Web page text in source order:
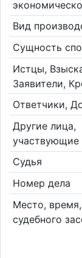
Вид
Сущность
Истцы,
Заявители,
Ответчики,
Другие лица,
участвующие
Судья
Номер дела
Место,
судебного